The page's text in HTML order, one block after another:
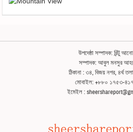
উপদেষ্ঠা সম্পাদক: রিন্টু
সম্পাদক: আবুল মনসুর
ঠিকানা : ৩৪, বিজয় নগর, ৪র্থ
মোবাইল: +৮৮০ ১৭৫৩-
ইমেইল :